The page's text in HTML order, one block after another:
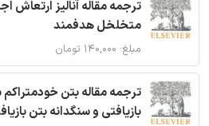
ترجمه مقاله آنالیز ارتعاش
متخلخل هدفمند
مبلغ: ۱۴۰,۰۰۰ تومان
ترجمه مقاله بتن خودمتراکم
بازیافتی و سنگدانه بتن